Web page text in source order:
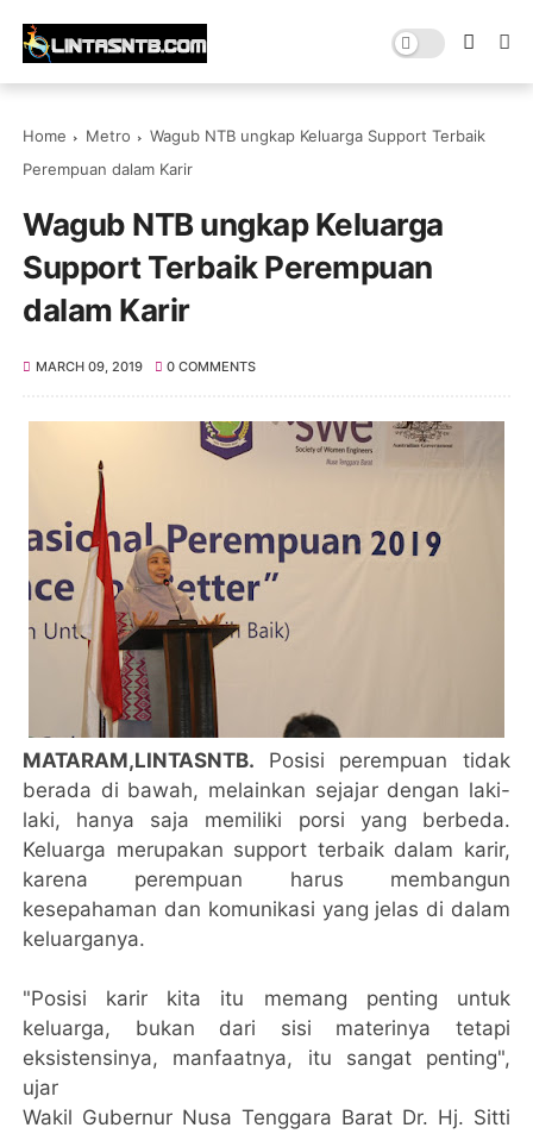
Home Metro
Wagub NTB ungkap Keluarga Support Terbaik
Perempuan dalam Karir
Wagub NTB ungkap Keluarga
Support Terbaik Perempuan
dalam Karir
MARCH 09, 2019 0 COMMENTS
MATARAM,LINTASNTB. Posisi perempuan tidak
berada di bawah, melainkan sejajar dengan laki-
laki, hanya saja memiliki porsi yang berbeda.
Keluarga merupakan support terbaik dalam karir,
karena perempuan harus membangun
kesepahaman dan komunikasi yang jelas di dalam
keluarganya.
"Posisi karir kita itu memang penting untuk
keluarga, bukan dari sisi materinya tetapi
eksistensinya, manfaatnya, itu sangat penting",
ujar
Wakil Gubernur Nusa Tenggara Barat Dr. Hj. Sitti